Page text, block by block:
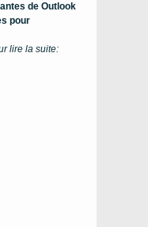
de Outlook
pour
lire la suite: